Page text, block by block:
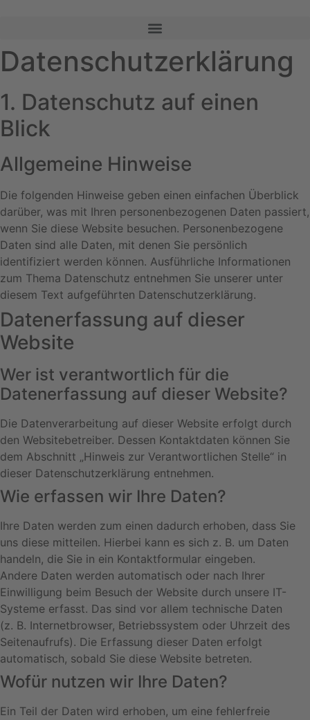
Datenschutz­erklärung
1. Datenschutz auf einen
Blick
Allgemeine Hinweise
Die folgenden Hinweise geben einen einfachen Überblick
darüber, was mit Ihren personenbezogenen Daten passiert,
wenn Sie diese Website besuchen. Personenbezogene
Daten sind alle Daten, mit denen Sie persönlich
identifiziert werden können. Ausführliche Informationen
zum Thema Datenschutz entnehmen Sie unserer unter
diesem Text aufgeführten Datenschutzerklärung.
Datenerfassung auf dieser
Website
Wer ist verantwortlich für die
Datenerfassung auf dieser Website?
Die Datenverarbeitung auf dieser Website erfolgt durch
den Websitebetreiber. Dessen Kontaktdaten können Sie
dem Abschnitt „Hinweis zur Verantwortlichen Stelle“ in
dieser Datenschutzerklärung entnehmen.
Wie erfassen wir Ihre Daten?
Ihre Daten werden zum einen dadurch erhoben, dass Sie
uns diese mitteilen. Hierbei kann es sich z. B. um Daten
handeln, die Sie in ein Kontaktformular eingeben.
Andere Daten werden automatisch oder nach Ihrer
Einwilligung beim Besuch der Website durch unsere IT-
Systeme erfasst. Das sind vor allem technische Daten
(z. B. Internetbrowser, Betriebssystem oder Uhrzeit des
Seitenaufrufs). Die Erfassung dieser Daten erfolgt
automatisch, sobald Sie diese Website betreten.
Wofür nutzen wir Ihre Daten?
Ein Teil der Daten wird erhoben, um eine fehlerfreie